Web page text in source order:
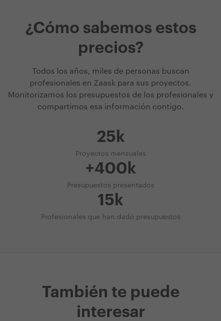
¿Cómo sabemos estos
precios?
Todos los años, miles de personas buscan
profesionales en Zaask para sus proyectos.
Monitorizamos los presupuestos de los profesionales y
compartimos esa información contigo.
25k
Proyectos mensuales
+400k
Presupuestos presentados
15k
Profesionales que han dado presupuestos
También te puede
interesar